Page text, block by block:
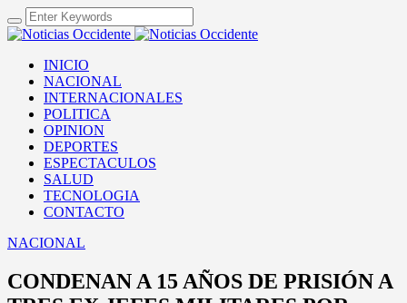
INICIO
NACIONAL
INTERNACIONALES
POLITICA
OPINION
DEPORTES
ESPECTACULOS
SALUD
TECNOLOGIA
CONTACTO
NACIONAL
CONDENAN A 15 AÑOS DE PRISIÓN A